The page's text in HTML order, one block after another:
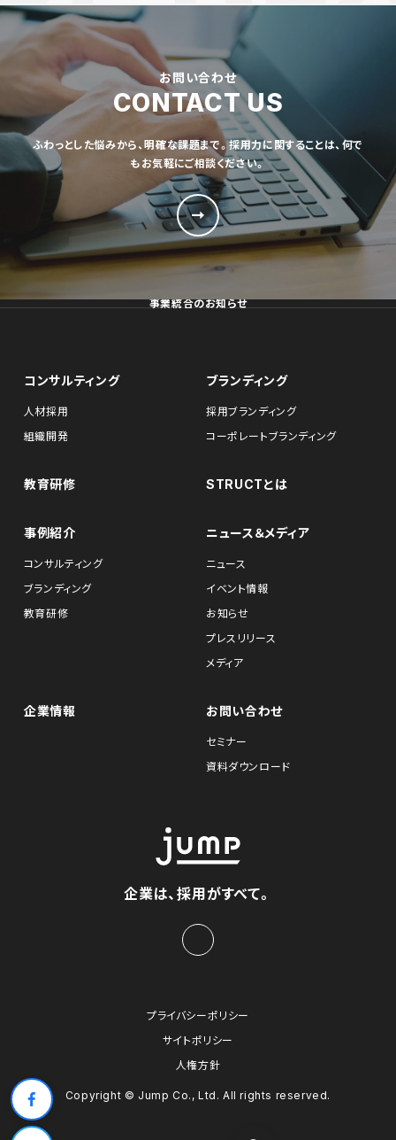
お問い合わせ
CONTACT US
ふわっとした悩みから、明確な課題まで。採用力に関することは、何で
もお気軽にご相談ください。
事業統合のお知らせ
コンサルティング
人材採用
組織開発
ブランディング
採用ブランディング
コーポレートブランディング
教育研修 STRUCTとは
事例紹介
コンサルティング
ブランディング
教育研修
ニュース＆メディア
ニュース
イベント情報
お知らせ
プレスリリース
メディア
企業情報 お問い合わせ
セミナー
資料ダウンロード
企業は、採用がすべて。
プライバシーポリシー
サイトポリシー
人権方針
Copyright © Jump Co., Ltd. All rights reserved.